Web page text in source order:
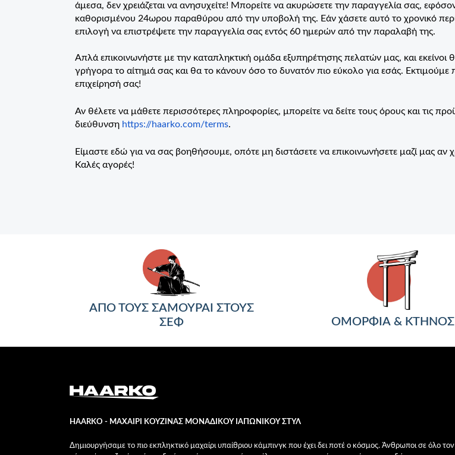
άμεσα, δεν χρειάζεται να ανησυχείτε! Μπορείτε να ακυρώσετε την παραγγελία σας, εφόσον
καθορισμένου 24ωρου παραθύρου από την υποβολή της. Εάν χάσετε αυτό το χρονικό
επιλογή να επιστρέψετε την παραγγελία σας εντός 60 ημερών από την παραλαβή της.
Απλά επικοινωνήστε με την καταπληκτική ομάδα εξυπηρέτησης πελατών μας, και εκείνοι
γρήγορα το αίτημά σας και θα το κάνουν όσο το δυνατόν πιο εύκολο για εσάς. Εκτιμούμε
επιχείρησή σας!
Αν θέλετε να μάθετε περισσότερες πληροφορίες, μπορείτε να δείτε τους όρους και τις
διεύθυνση https://haarko.com/terms.
Είμαστε εδώ για να σας βοηθήσουμε, οπότε μη διστάσετε να επικοινωνήσετε μαζί μας αν
Καλές αγορές!
ΑΠΟ ΤΟΥΣ ΣΑΜΟΥΡΑΙ ΣΤΟΥΣ
ΣΕΦ
ΟΜΟΡΦΙΑ & ΚΤΗΝΟΣ
HAARKO - ΜΑΧΑΙΡΙ ΚΟΥΖΙΝΑΣ ΜΟΝΑΔΙΚΟΥ ΙΑΠΩΝΙΚΟΥ ΣΤΥΛ
Δημιουργήσαμε το πιο εκπληκτικό μαχαίρι υπαίθριου κάμπινγκ που έχει δει ποτέ ο κόσμος. Άνθρωποι σε όλο τον